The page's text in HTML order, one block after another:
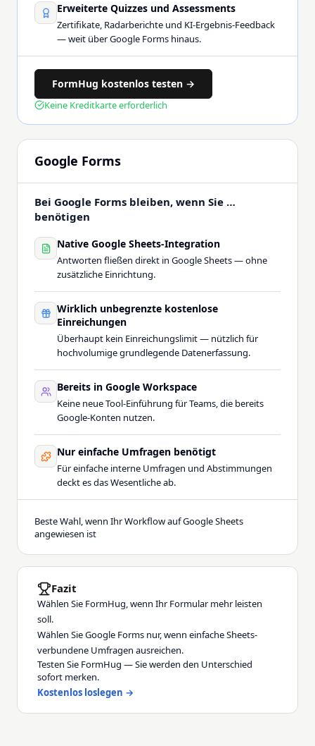
Erweiterte Quizzes und Assessments
Zertifikate, Radarberichte und KI-Ergebnis-Feedback
— weit über Google Forms hinaus.
FormHug kostenlos testen →
Keine Kreditkarte erforderlich
Google Forms
Bei Google Forms bleiben, wenn Sie …
benötigen
Native Google Sheets-Integration
Antworten fließen direkt in Google Sheets — ohne
zusätzliche Einrichtung.
Wirklich unbegrenzte kostenlose
Einreichungen
Überhaupt kein Einreichungslimit — nützlich für
hochvolumige grundlegende Datenerfassung.
Bereits in Google Workspace
Keine neue Tool-Einführung für Teams, die bereits
Google-Konten nutzen.
Nur einfache Umfragen benötigt
Für einfache interne Umfragen und Abstimmungen
deckt es das Wesentliche ab.
Beste Wahl, wenn Ihr Workflow auf Google Sheets
angewiesen ist
Fazit
Wählen Sie FormHug, wenn Ihr Formular mehr leisten
soll.
Wählen Sie Google Forms nur, wenn einfache Sheets-
verbundene Umfragen ausreichen.
Testen Sie FormHug — Sie werden den Unterschied
sofort merken.
Kostenlos loslegen →